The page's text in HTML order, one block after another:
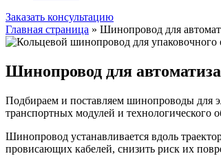
Заказать консультацию
Главная страница » Шинопровод для
Шинопровод для
Подбираем и поставляем шинопроводы для
транспортных модулей и технологического
Шинопровод устанавливается вдоль
провисающих кабелей, снизить риск их